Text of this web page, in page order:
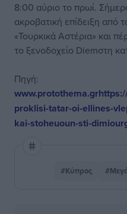
8:00 αύριο το πρωί.
ακροβατική επίδειξη από
«Τουρκικά Αστέρια» και
το ξενοδοχείο Diemστη
Πηγή:
www.protothema.gr
proklisi-tatar-oi-ellines-
kai-stoheuoun-sti-
#Κύπρος